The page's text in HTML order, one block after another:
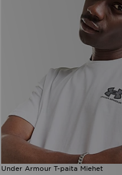
Under Armour T-paita Miehet